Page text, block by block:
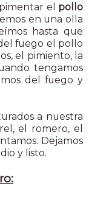
el pollo
en una olla
hasta que
fuego el pollo
el pimiento, la
tengamos
del fuego y
a nuestra
el romero, el
Dejamos
y listo.